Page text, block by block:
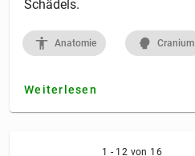
Schädels.
Anatomie Cranium
Weiterlesen
1 - 12 von 16